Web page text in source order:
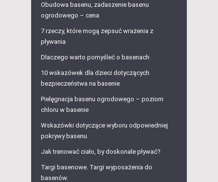
Obudowa basenu, zadaszenie basenu
ogrodowego – cena
7 rzeczy, które mogą zepsuć wrażenia z
pływania
Dlaczego warto pomyśleć o basenach
10 wskazówek dla dzieci dotyczących
bezpieczeństwa na basenie
Pielęgnacja basenu ogrodowego – poziom
chloru w basenie
Wskazówki dotyczące wyboru odpowiedniej
pokrywy basenu
Jak trenować ciało, by doskonale pływać?
Targi basenowe. Targi wyposażenia do
basenów.